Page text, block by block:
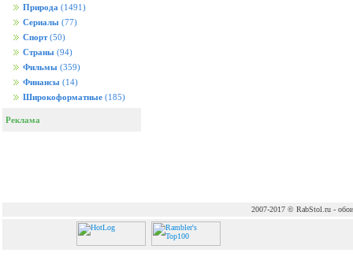
Природа (1491)
Сериалы (77)
Спорт (50)
Страны (94)
Фильмы (359)
Финансы (14)
Широкоформатные (185)
Реклама
2007-2017 © RabStol.ru - обои